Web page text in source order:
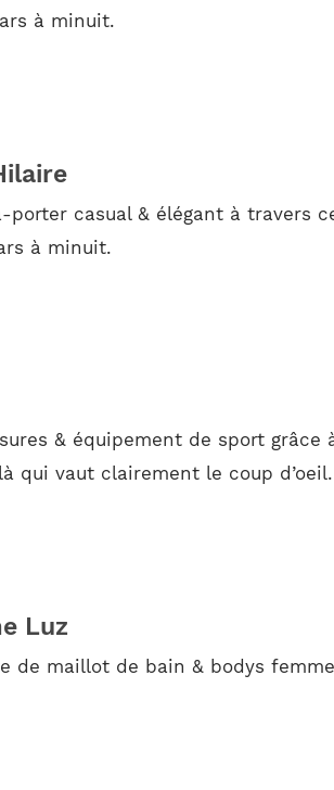
à minuit.
porter casual & élégant à travers
à minuit.
& équipement de sport
qui vaut clairement le coup d’oeil.
Luz
de maillot de bain & bodys